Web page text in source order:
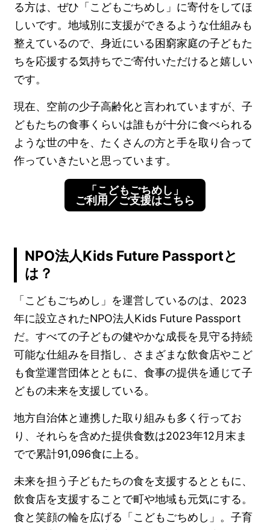
る方は、ぜひ「こどもごちめし」に寄付をしてほ
しいです。地域別に支援ができるような仕組みも
整えているので、身近にいる困窮家庭の子どもた
ちを応援する気持ちでご寄付いただけると嬉しい
です。
現在、空前の少子高齢化と言われていますが、子
どもたちの食事くらいは誰もが十分に食べられる
ような世の中を、たくさんの方と手を取り合って
作っていきたいと思っています。
「こどもごちめし」
ご利用／ご支援はこちら
NPO法人Kids Future Passportと
は？
「こどもごちめし」を運営しているのは、2023
年に設立されたNPO法人Kids Future Passport
だ。すべての子どもの健やかな成長を見守る持続
可能な仕組みを目指し、さまざまな飲食店やこど
も食堂運営団体とともに、食事の提供を通じて子
どもの未来を支援している。
地方自治体と連携した取り組みも多く行ってお
り、それらを含めた提供食数は2023年12月末ま
でで累計91,096食に上る。
未来を担う子どもたちの食を支援するとともに、
飲食店を支援することで町や地域も元気にする。
食と笑顔の輪を広げる「こどもごちめし」。子育